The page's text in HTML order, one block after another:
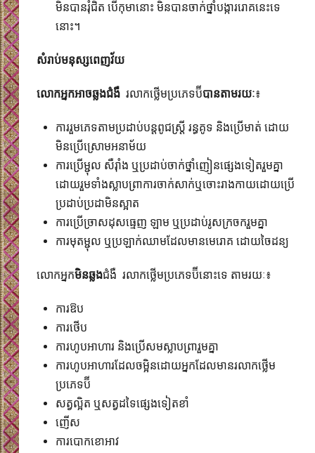
មិនបានរុំជិត បើកុមានោះ មិនបានចាក់ថ្នាំបង្ការរោគនេះទេ
នោះ។​
សំរាប់មនុស្សពេញវ័យ
លោកអ្នកអាចឆ្លងជំងឺ រលាកថ្លើមប្រភេទប៊ីបានតាមរយៈ៖
ការរួមភេទតាមប្រដាប់បន្តពូជស្រ្តី រន្ធគូទ និងប្រើមាត់ ដោយ
មិនប្រើស្រោមអនាម័យ
ការប្រើម្ជុល សឺរ៉ាំង ឬប្រដាប់​ចាក់ថ្នាំញៀនផ្សេងទៀតរួមគ្នា​
ដោយរួមទាំង​ស្លាបព្រាការចាក់សាក់​ឬចោះរាងកាយដោយប្រើ
ប្រដាប់ប្រដាមិនស្អាត
ការប្រើច្រាសដុសធ្មេញ ឡាម​ ឬប្រដាប់រូសក្រចករួមគ្នា
ការមុតម្ជុល ឬប្រឡាក់ឈាមដែលមានមេរោគ ដោយចៃដន្យ
លោកអ្នកមិនឆ្លងជំងឺ រលាកថ្លើមប្រភេទប៊ីនោះទេ តាមរយៈ៖
ការឱប
ការថើប
ការហូបអាហារ និងប្រើសមស្លាបព្រារួមគ្នា
ការហូបអាហារដែលចម្អិនដោយអ្នកដែលមានរលាកថ្លើម
ប្រភេទប៊ី
សត្វល្អិត ឬសត្វដទៃផ្សេងទៀតខាំ
ញើស
ការបោកខោអាវ